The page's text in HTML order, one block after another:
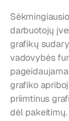
darbuotojų
grafikų
vadovybės
grafiko
priimtinus
dėl pakeitimų.